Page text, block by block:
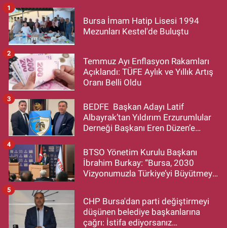
Bursa İmam Hatip Lisesi 1994
Mezunları Kestel'de Buluştu
1
Temmuz Ayı Enflasyon Rakamları
Açıklandı: TÜFE Aylık ve Yıllık Artış
Oranı Belli Oldu
2
BEDFE Başkan Adayı Latif
Albayrak’tan Yıldırım Erzurumlular
Derneği Başkanı Eren Düzen’e
3
BTSO Yönetim Kurulu Başkanı
İbrahim Burkay: “Bursa, 2030
Vizyonumuzla Türkiye’yi Büyütmeye
4
CHP Bursa'dan parti değiştirmeyi
düşünen belediye başkanlarına
çağrı: İstifa ediyorsanız
5